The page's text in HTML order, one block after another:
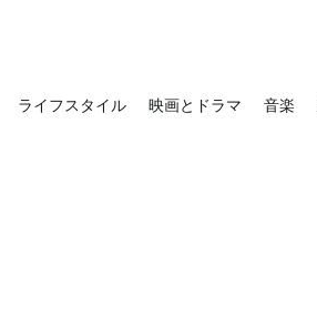
ライフスタイル 映画とドラマ 音楽